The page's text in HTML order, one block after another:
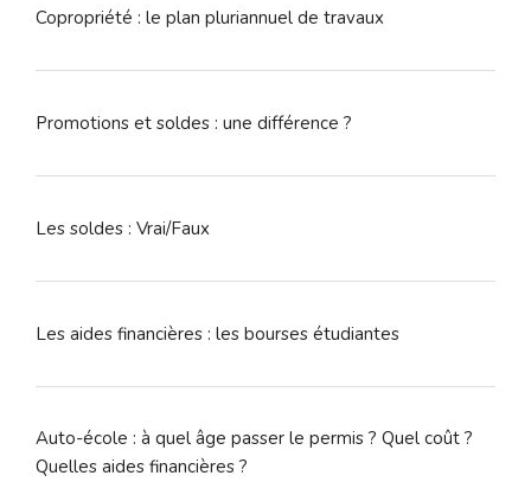
Copropriété : le plan pluriannuel de travaux
Promotions et soldes : une différence ?
Les soldes : Vrai/Faux
Les aides financières : les bourses étudiantes
Auto-école : à quel âge passer le permis ? Quel coût ?
Quelles aides financières ?